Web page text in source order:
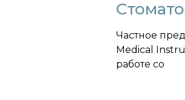
Частное
Medical
работе со